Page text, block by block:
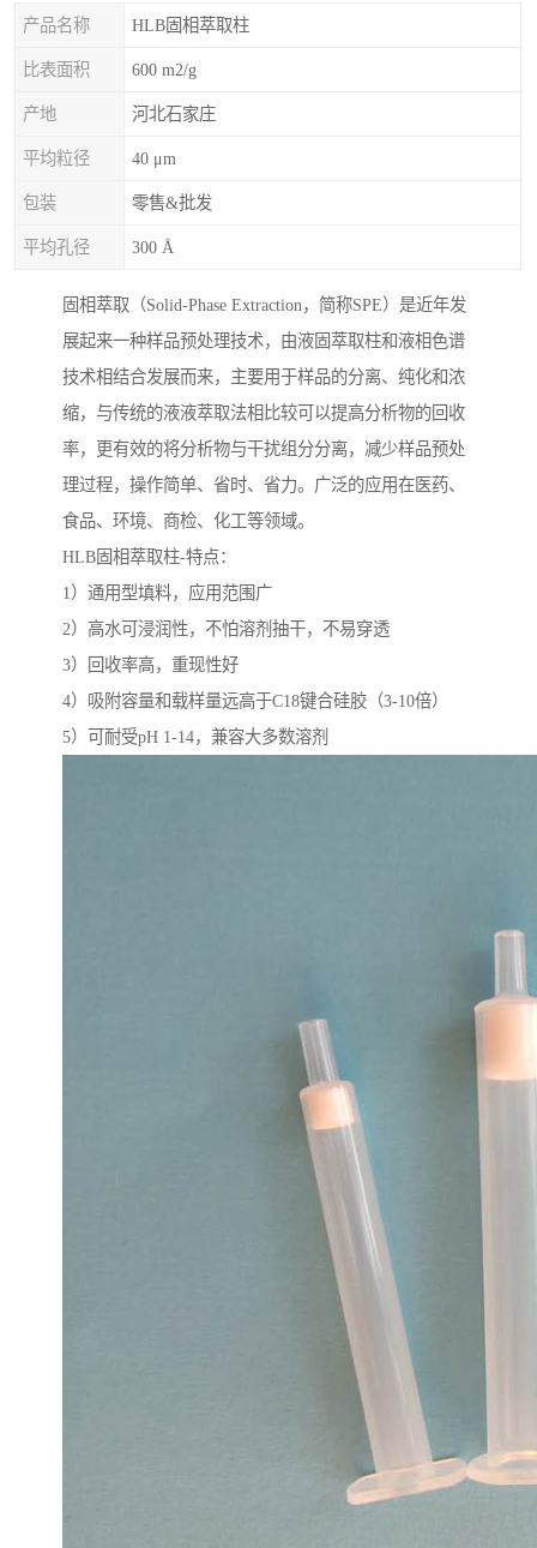
产品名称 HLB固相萃取柱
比表面积 600 m2/g
产地 河北石家庄
平均粒径 40 μm
包装 零售&批发
平均孔径 300 Å
固相萃取（Solid-Phase Extraction，简称SPE）是近年发
展起来一种样品预处理技术，由液固萃取柱和液相色谱
技术相结合发展而来，主要用于样品的分离、纯化和浓
缩，与传统的液液萃取法相比较可以提高分析物的回收
率，更有效的将分析物与干扰组分分离，减少样品预处
理过程，操作简单、省时、省力。广泛的应用在医药、
食品、环境、商检、化工等领域。
HLB固相萃取柱-特点：
1）通用型填料，应用范围广
2）高水可浸润性，不怕溶剂抽干，不易穿透
3）回收率高，重现性好
4）吸附容量和载样量远高于C18键合硅胶（3-10倍）
5）可耐受pH 1-14，兼容大多数溶剂